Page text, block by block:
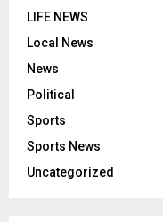
LIFE NEWS
Local News
News
Political
Sports
Sports News
Uncategorized